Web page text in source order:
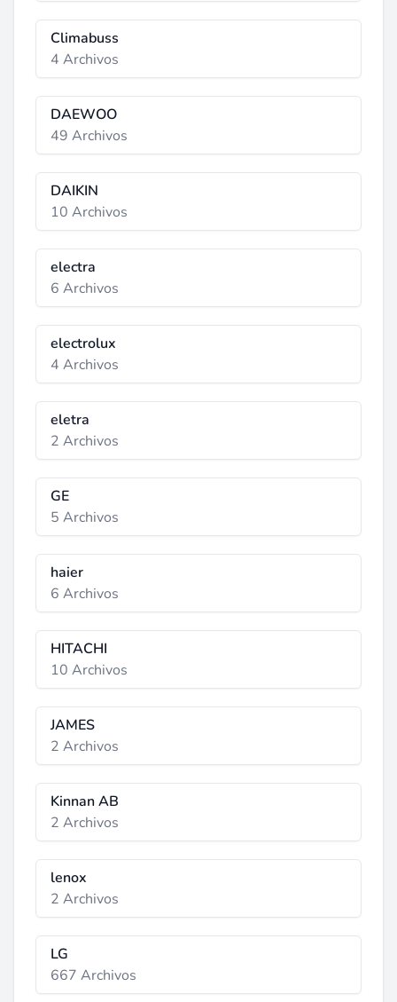
Climabuss
4 Archivos
DAEWOO
49 Archivos
DAIKIN
10 Archivos
electra
6 Archivos
electrolux
4 Archivos
eletra
2 Archivos
GE
5 Archivos
haier
6 Archivos
HITACHI
10 Archivos
JAMES
2 Archivos
Kinnan AB
2 Archivos
lenox
2 Archivos
LG
667 Archivos